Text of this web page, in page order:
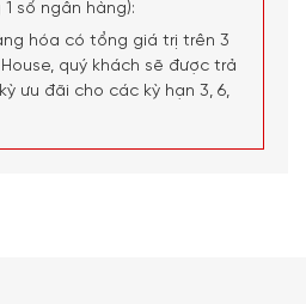
1 số ngân hàng):
hóa có tổng giá trị trên 3
quý khách sẽ được trả
ưu đãi cho các kỳ hạn 3, 6,